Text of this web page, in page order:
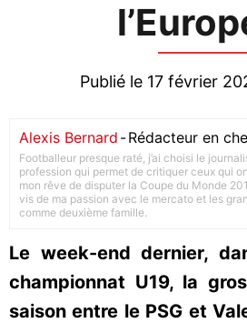
Publié le 17 février
Alexis Bernard -Rédacteur en
Footballeur presque raté, j’ai choisi le
profession qui permet de critiquer ceux qui
mon rêve de disputer la Coupe du Monde
vis de ma passion avec le mercato et les
comme deuxième famille.
Le week-end dernier,
championnat U19, la
saison entre le PSG et